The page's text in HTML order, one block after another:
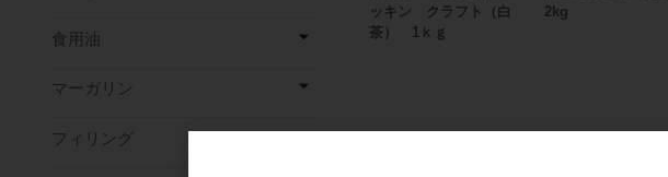
ッキン クラフト（白
茶） 1ｋｇ
2kg
食用油
マーガリン
フィリング